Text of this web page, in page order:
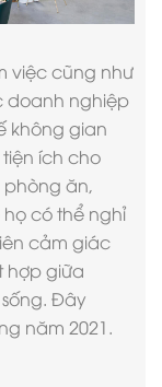
việc cũng như
doanh nghiệp
không gian
ích cho
phòng ăn,
có thể nghỉ
cảm giác
hợp giữa
Đây
năm 2021.